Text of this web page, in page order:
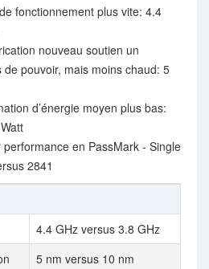
fonctionnement plus vite: 4.4
nouveau soutien un
pouvoir, mais moins chaud: 5
d’énergie moyen plus bas:
en PassMark - Single
2841
4.4 GHz versus 3.8 GHz
5 nm versus 10 nm